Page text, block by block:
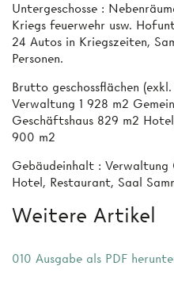
Untergeschosse :
Kriegs­ feuerwehr usw.
24 Autos in Kriegszeiten,
Personen.
Brutto­ geschossflächen
Verwaltung 1 928 m2
Geschäftshaus 829 m2
900 m2
Gebäudeinhalt : Verwaltung
Hotel, Restaurant, Saal
Weitere Artikel
010 Ausgabe als PDF